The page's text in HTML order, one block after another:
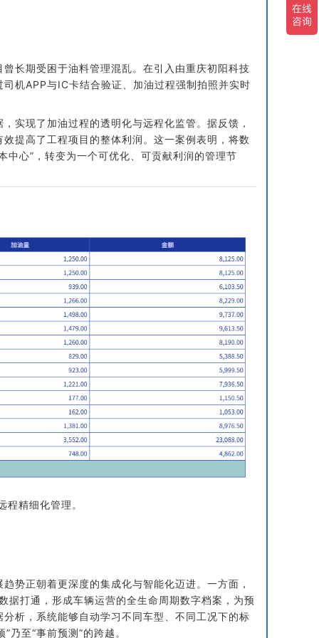
长期受困于油料管理混乱。在引入由重庆初阳科技
机APP与IC卡结合验证、加油过程强制拍照并实时
实现了加油过程的透明化与远程化监管。据反馈，
提高了工程项目的整体利润。这一案例表明，将数
中心”，转变为一个可优化、可贡献利润的管理节
精细化管理。
势正朝着更深度的集成化与智能化迈进。一方面，
据打通，形成车辆运营的全生命周期数字档案，为预
析，系统能够自动学习不同车型、不同工况下的标
乃至“事前预测”的跨越。